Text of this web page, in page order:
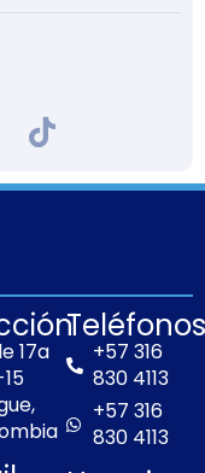
T
i
k
17a
Teléfonos
+57 316
830 4113
+57 316
830 4113